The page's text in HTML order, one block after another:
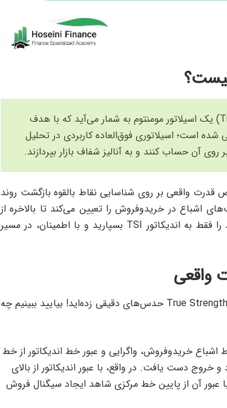
شاخص قدرت واقعی (True Strength Index) یک اسیلاتور مومنتوم به شمار می‌آید که با هدف
است؛ اسیلاتوری فوق‌العاده کاربردی در تحلیل
آن حساب کنند و به آنالیز شفاف بازار بپردازند.
قدرت واقعی بر روی شناسایی نقاط بالقوه بازگشت روند
اشباع در خرید‌و‌فروش را تعیین می‌کند تا بالاخره از
نقاط بازگشتی رونمایی شود. در‌مجموع، کار تایید روند را فقط به اندیکاتور TSI بسپارید و با اطمینان، در مسیر
واقعی
احتمالا تا به اینجا در مورد کاربردهای اندیکاتور True Strength Index حدس‌های دقیقی زده‌اید! بیایید ببینیم چه
اشباع خرید‌و‌فروش، واگرایی و عبور خط اندیکاتور از خط
دست یافت. در واقع، با عبور اندیکاتور از بالای
آن از پایین خط مرکزی شاهد ایجاد سیگنال فروش